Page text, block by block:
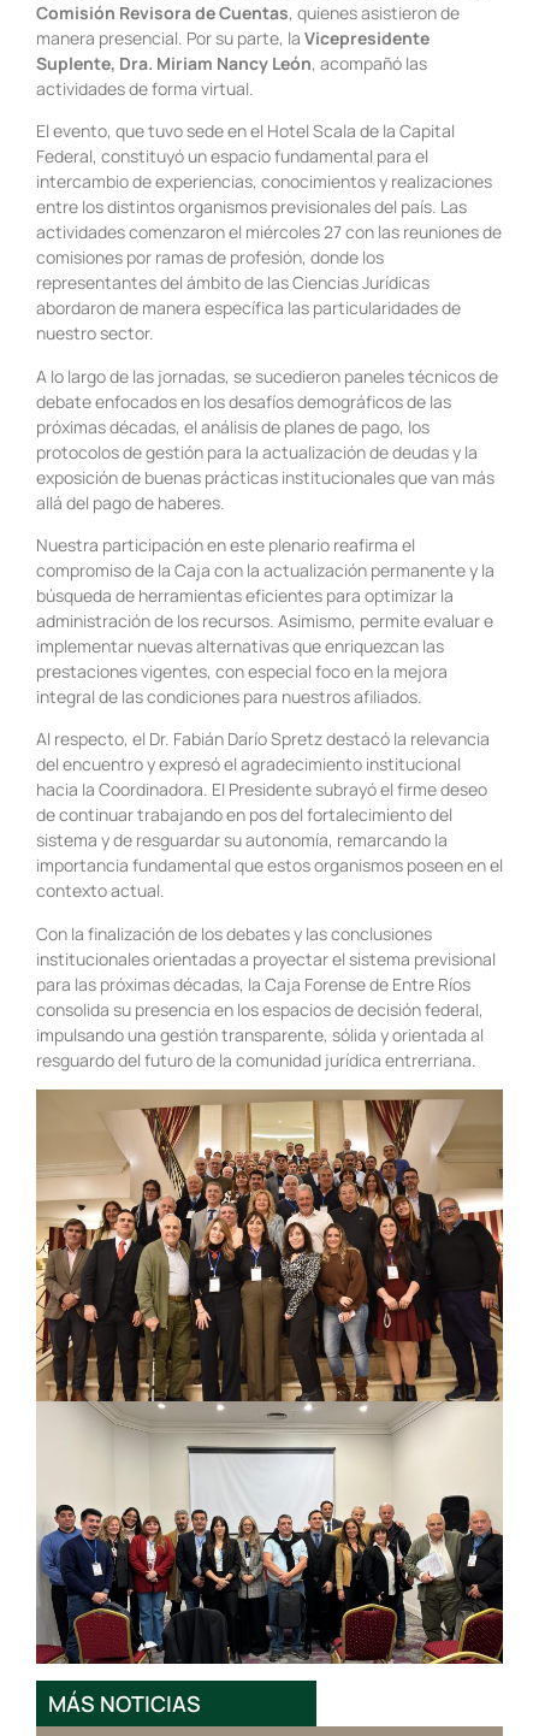
MÁS NOTICIAS
Comisión Revisora de Cuentas, quienes asistieron de
manera presencial. Por su parte, la Vicepresidente
Suplente, Dra. Miriam Nancy León, acompañó las
actividades de forma virtual.
El evento, que tuvo sede en el Hotel Scala de la Capital
Federal, constituyó un espacio fundamental para el
intercambio de experiencias, conocimientos y realizaciones
entre los distintos organismos previsionales del país. Las
actividades comenzaron el miércoles 27 con las reuniones de
comisiones por ramas de profesión, donde los
representantes del ámbito de las Ciencias Jurídicas
abordaron de manera específica las particularidades de
nuestro sector.
A lo largo de las jornadas, se sucedieron paneles técnicos de
debate enfocados en los desafíos demográficos de las
próximas décadas, el análisis de planes de pago, los
protocolos de gestión para la actualización de deudas y la
exposición de buenas prácticas institucionales que van más
allá del pago de haberes.
Nuestra participación en este plenario reafirma el
compromiso de la Caja con la actualización permanente y la
búsqueda de herramientas eficientes para optimizar la
administración de los recursos. Asimismo, permite evaluar e
implementar nuevas alternativas que enriquezcan las
prestaciones vigentes, con especial foco en la mejora
integral de las condiciones para nuestros afiliados.
Al respecto, el Dr. Fabián Darío Spretz destacó la relevancia
del encuentro y expresó el agradecimiento institucional
hacia la Coordinadora. El Presidente subrayó el firme deseo
de continuar trabajando en pos del fortalecimiento del
sistema y de resguardar su autonomía, remarcando la
importancia fundamental que estos organismos poseen en el
contexto actual.
Con la finalización de los debates y las conclusiones
institucionales orientadas a proyectar el sistema previsional
para las próximas décadas, la Caja Forense de Entre Ríos
consolida su presencia en los espacios de decisión federal,
impulsando una gestión transparente, sólida y orientada al
resguardo del futuro de la comunidad jurídica entrerriana.